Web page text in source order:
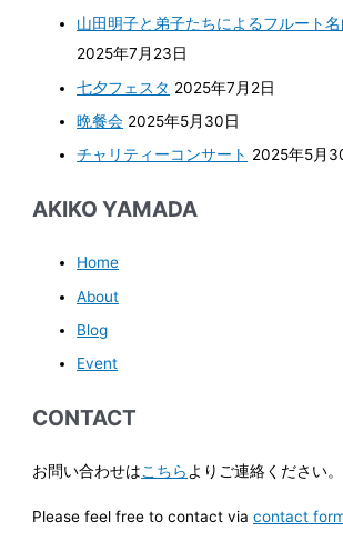
山田明子と弟子たちによるフルート
2025年7月23日
七夕フェスタ 2025年7月2日
晩餐会 2025年5月30日
チャリティーコンサート 2025年5月
AKIKO YAMADA
Home
About
Blog
Event
CONTACT
お問い合わせはこちらよりご連絡ください。
Please feel free to contact viacontact